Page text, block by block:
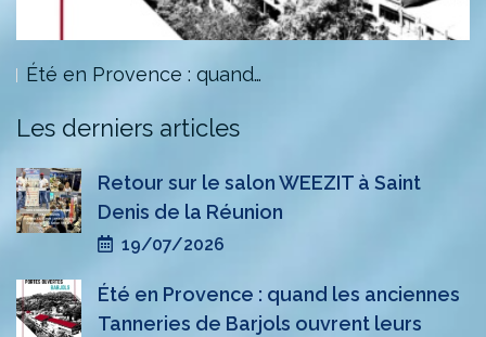
Été en Provence : quand…
Les derniers articles
Retour sur le salon WEEZIT à Saint
Denis de la Réunion
19/07/2026
Été en Provence : quand les anciennes
Tanneries de Barjols ouvrent leurs